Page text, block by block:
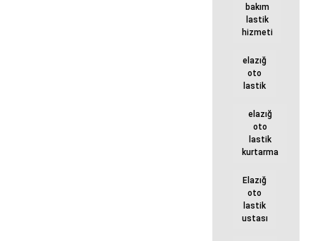
bakım
lastik
hizmeti
elazığ
oto
lastik
elazığ
oto
lastik
kurtarma
Elazığ
oto
lastik
ustası